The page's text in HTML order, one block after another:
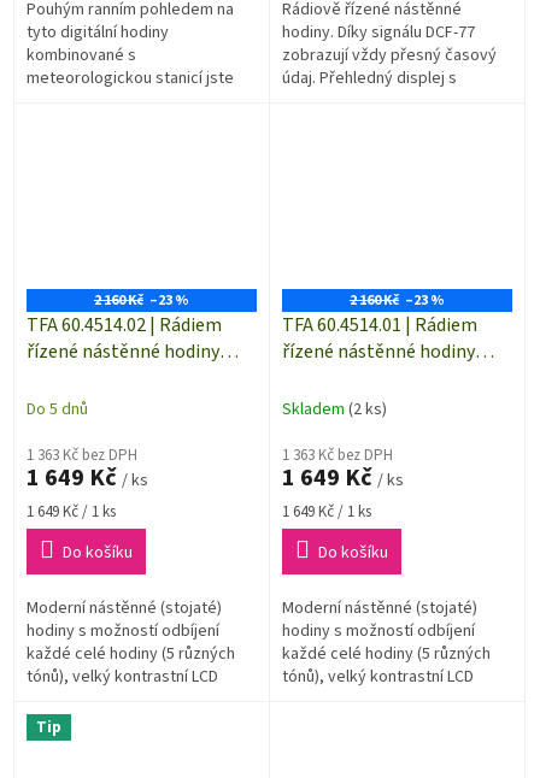
Pouhým ranním pohledem na
tyto digitální hodiny
kombinované s
meteorologickou stanicí jste
Rádiově řízené nástěnné
hodiny. Díky signálu DCF-77
zobrazují vždy přesný časový
údaj. Přehledný displej s
2 160 Kč –23 %
TFA 60.4514.02 | Rádiem
řízené nástěnné hodiny
bílá
Do 5 dnů
1 363 Kč bez DPH
1 649 Kč / ks
Měrná
cena:
1 649 Kč / 1 ks
Do košíku
Moderní nástěnné (stojaté)
hodiny s možností odbíjení
každé celé hodiny (5 různých
tónů), velký kontrastní LCD
2 160 Kč –23 %
TFA 60.4514.01 | Rádiem
řízené nástěnné hodiny
černé
Skladem (2 ks)
1 363 Kč bez DPH
1 649 Kč / ks
Měrná
cena:
1 649 Kč / 1 ks
Do košíku
Moderní nástěnné (stojaté)
hodiny s možností odbíjení
každé celé hodiny (5 různých
tónů), velký kontrastní LCD
Tip